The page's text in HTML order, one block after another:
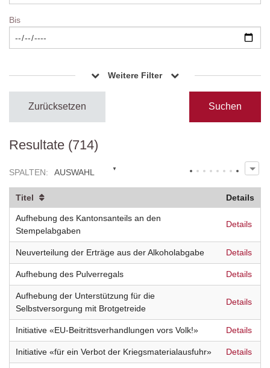
Bis
Weitere Filter
Zurücksetzen
Resultate (714)
SPALTEN: AUSWAHL
Titel Details
Aufhebung des Kantonsanteils an den
Stempelabgaben
Details
Neuverteilung der Erträge aus der Alkoholabgabe Details
Aufhebung des Pulverregals Details
Aufhebung der Unterstützung für die
Selbstversorgung mit Brotgetreide
Details
Initiative «EU-Beitrittsverhandlungen vors Volk!» Details
Initiative «für ein Verbot der Kriegsmaterialausfuhr» Details